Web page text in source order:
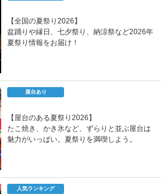
【全国の夏祭り2026】
盆踊りや縁日、七夕祭り、納涼祭など2026年
夏祭り情報をお届け！
屋台あり
【屋台のある夏祭り2026】
たこ焼き、かき氷など、ずらりと並ぶ屋台は
魅力がいっぱい。夏祭りを満喫しよう。
人気ランキング